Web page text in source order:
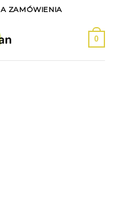
ZAMÓWIENIA
0